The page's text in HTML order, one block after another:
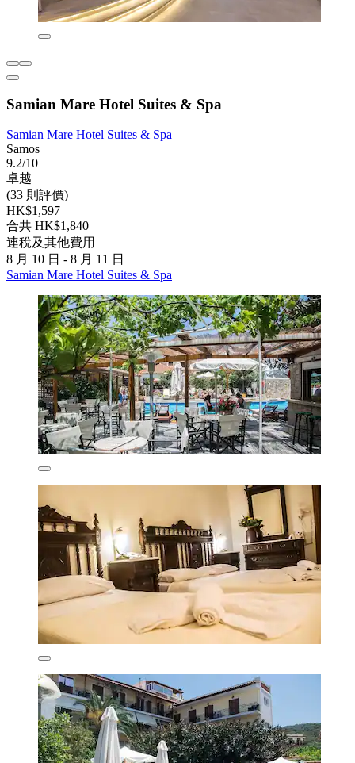
Samian Mare Hotel Suites & Spa
Samian Mare Hotel Suites & Spa
Samos
9.2/10
卓越
(33 則評價)
HK$1,597
合共 HK$1,840
連稅及其他費用
8 月 10 日 - 8 月 11 日
Samian Mare Hotel Suites & Spa